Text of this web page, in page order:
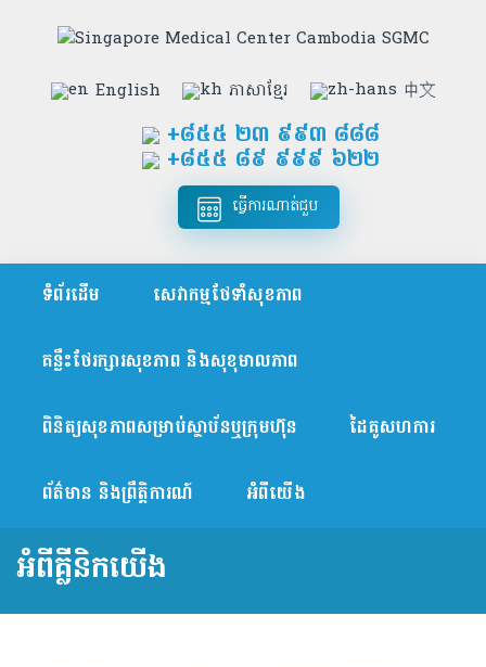
English ភាសាខ្មែរ 中文
+៨៥៥​ ២៣ ៩៩៣ ៨៨៨
+៨៥៥ ៨៩ ៩៩៩ ៦២២
ធ្វើការណាត់ជួប
ទំព័រដើម សេវាកម្មថែទាំសុខភាព
គន្លឹះថែរក្សារសុខភាព និងសុខុមាលភាព
ពិនិត្យសុខភាពសម្រាប់ស្ថាប័នឬក្រុមហ៊ុន ដៃគូសហការ
ព័ត៌មាន និងព្រឹត្តិការណ៍ អំពីយើង
អំពីគ្លីនិកយើង